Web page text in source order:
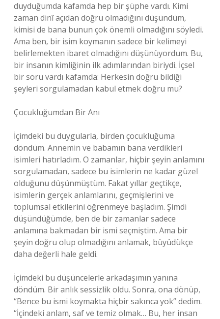
duyduğumda kafamda hep bir şüphe vardı. Kimi
zaman dinî açıdan doğru olmadığını düşündüm,
kimisi de bana bunun çok önemli olmadığını söyledi.
Ama ben, bir isim koymanın sadece bir kelimeyi
belirlemekten ibaret olmadığını düşünüyordum. Bu,
bir insanın kimliğinin ilk adımlarından biriydi. İçsel
bir soru vardı kafamda: Herkesin doğru bildiği
şeyleri sorgulamadan kabul etmek doğru mu?
Çocukluğumdan Bir Anı
İçimdeki bu duygularla, birden çocukluğuma
döndüm. Annemin ve babamın bana verdikleri
isimleri hatırladım. O zamanlar, hiçbir şeyin anlamını
sorgulamadan, sadece bu isimlerin ne kadar güzel
olduğunu düşünmüştüm. Fakat yıllar geçtikçe,
isimlerin gerçek anlamlarını, geçmişlerini ve
toplumsal etkilerini öğrenmeye başladım. Şimdi
düşündüğümde, ben de bir zamanlar sadece
anlamına bakmadan bir ismi seçmiştim. Ama bir
şeyin doğru olup olmadığını anlamak, büyüdükçe
daha değerli hale geldi.
İçimdeki bu düşüncelerle arkadaşımın yanına
döndüm. Bir anlık sessizlik oldu. Sonra, ona dönüp,
“Bence bu ismi koymakta hiçbir sakınca yok” dedim.
“İçindeki anlam, saf ve temiz olmak… Bu, her insan